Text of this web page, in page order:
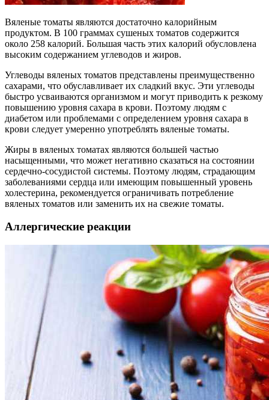
Вяленые томаты являются достаточно калорийным
продуктом. В 100 граммах сушеных томатов содержится
около 258 калорий. Большая часть этих калорий обусловлена
высоким содержанием углеводов и жиров.
Углеводы вяленых томатов представлены преимущественно
сахарами, что обуславливает их сладкий вкус. Эти углеводы
быстро усваиваются организмом и могут приводить к резкому
повышению уровня сахара в крови. Поэтому людям с
диабетом или проблемами с определением уровня сахара в
крови следует умеренно употреблять вяленые томаты.
Жиры в вяленых томатах являются большей частью
насыщенными, что может негативно сказаться на состоянии
сердечно-сосудистой системы. Поэтому людям, страдающим
заболеваниями сердца или имеющим повышенный уровень
холестерина, рекомендуется ограничивать потребление
вяленых томатов или заменить их на свежие томаты.
Аллергические реакции